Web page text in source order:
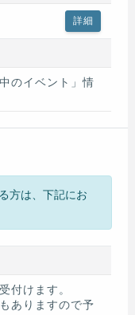
詳細
のイベント」情
方は、下記にお
付けます。
ありますので予